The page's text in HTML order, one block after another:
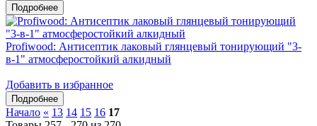
Profiwood: Антисептик лаковый глянцевый тонирующий "3-
в-1" атмосферостойкий алкидный
Добавить в избранное
Начало « 13 14 15 16 17